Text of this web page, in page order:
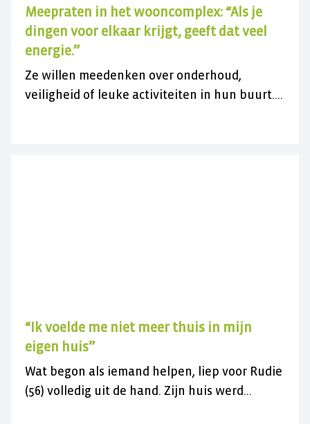
Meepraten in het wooncomplex: “Als je
dingen voor elkaar krijgt, geeft dat veel
energie.”
Ze willen meedenken over onderhoud,
veiligheid of leuke activiteiten in hun buurt.
“Ik voelde me niet meer thuis in mijn
eigen huis”
Wat begon als iemand helpen, liep voor Rudie
(56) volledig uit de hand. Zijn huis werd